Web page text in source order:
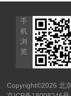
手
机
浏
览
Copyright©2026 北